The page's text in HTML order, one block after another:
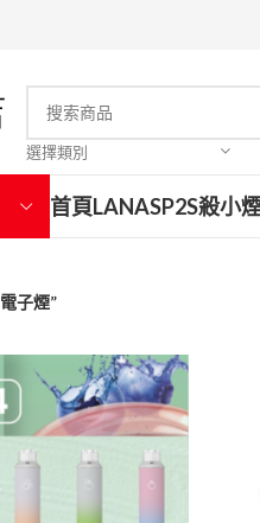
選擇類別
首頁LANASP2S殺小
子煙”